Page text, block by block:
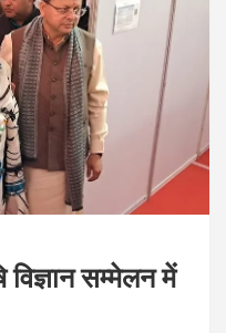
सम्मेलन में